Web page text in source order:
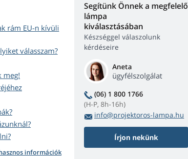
rám EU-n kívüli
válasszam?
meg!
információk
Segítünk Önnek a megfelelő
lámpa
kiválasztásában
Készséggel válaszolunk
kérdéseire
Aneta
ügyfélszolgálat
(06) 1 800 1766
(H-P, 8h-16h)
info@projektoros-lampa.hu
Írjon nekünk